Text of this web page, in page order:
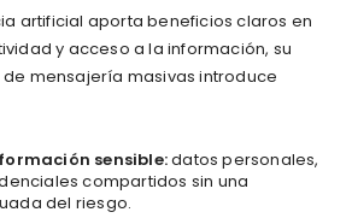
artificial aporta beneficios claros en
y acceso a la información, su
mensajería masivas introduce
sensible:datos personales,
compartidos sin una
del riesgo.